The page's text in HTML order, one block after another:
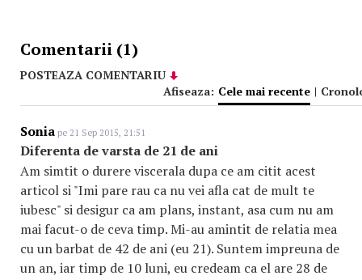
Comentarii (1)
POSTEAZA COMENTARIU
Afiseaza: Cele mai recente |
Sonia pe 21 Sep 2015, 21:51
Diferenta de varsta de 21 de ani
Am simtit o durere viscerala dupa ce am citit acest
articol si "Imi pare rau ca nu vei afla cat de mult te
iubesc" si desigur ca am plans, instant, asa cum nu am
mai facut-o de ceva timp. Mi-au amintit de relatia mea
cu un barbat de 42 de ani (eu 21). Suntem impreuna de
un an, iar timp de 10 luni, eu credeam ca el are 28 de